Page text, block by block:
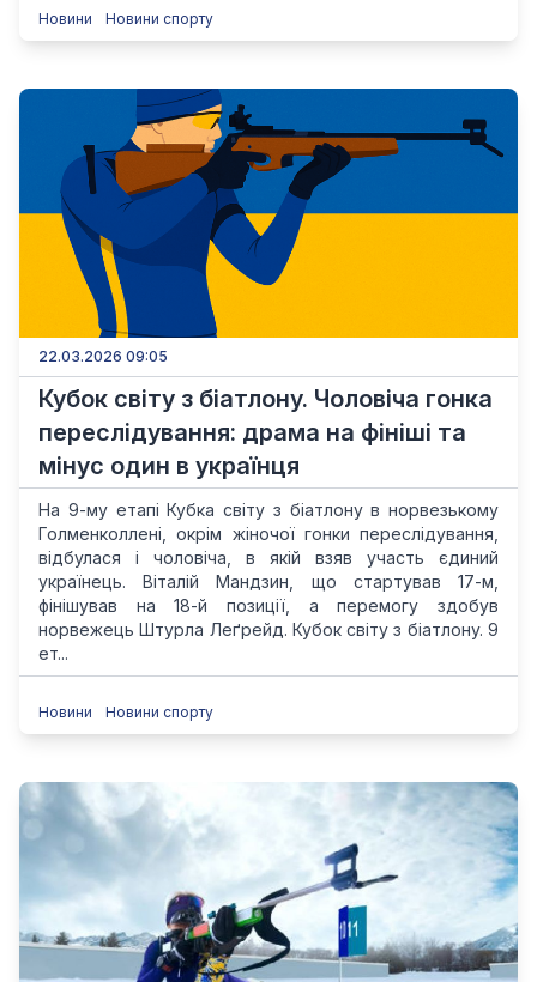
Новини Новини спорту
22.03.2026 09:05
Кубок світу з біатлону. Чоловіча гонка
переслідування: драма на фініші та
мінус один в українця
На 9-му етапі Кубка світу з біатлону в норвезькому
Голменколлені, окрім жіночої гонки переслідування,
відбулася і чоловіча, в якій взяв участь єдиний
українець. Віталій Мандзин, що стартував 17-м,
фінішував на 18-й позиції, а перемогу здобув
норвежець Штурла Леґрейд. Кубок світу з біатлону. 9
ет...
Новини Новини спорту